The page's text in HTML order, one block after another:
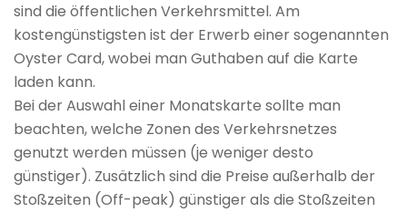
sind die öffentlichen Verkehrsmittel. Am
kostengünstigsten ist der Erwerb einer sogenannten
Oyster Card, wobei man Guthaben auf die Karte
laden kann.
Bei der Auswahl einer Monatskarte sollte man
beachten, welche Zonen des Verkehrsnetzes
genutzt werden müssen (je weniger desto
günstiger). Zusätzlich sind die Preise außerhalb der
Stoßzeiten (Off-peak) günstiger als die Stoßzeiten